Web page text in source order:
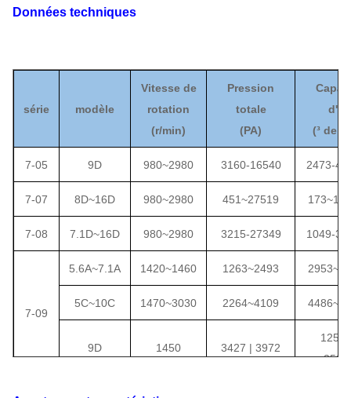
Données techniques
série modèle
Vitesse de
rotation
(r/min)
Pression
totale
(PA)
d'air
(³ de
7-05 9D 980~2980 3160-16540 2473-
7-07 8D~16D 980~2980 451~27519
7-08 7.1D~16D 980~2980 3215-27349 1049-
7-09
5.6A~7.1A 1420~1460 1263~2493
5C~10C 1470~3030 2264~4109
9D 1450 3427 | 3972